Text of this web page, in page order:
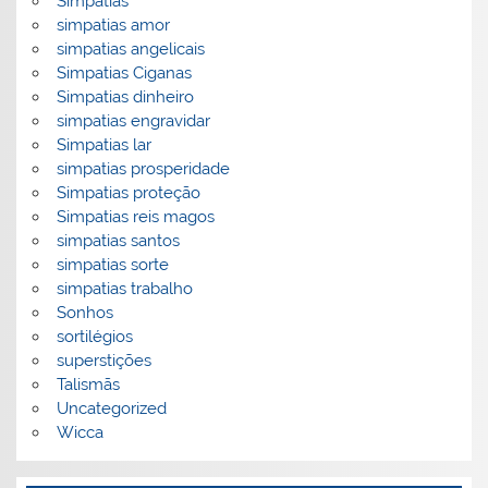
simpatias amor
simpatias angelicais
Simpatias Ciganas
Simpatias dinheiro
simpatias engravidar
Simpatias lar
simpatias prosperidade
Simpatias proteção
Simpatias reis magos
simpatias santos
simpatias sorte
simpatias trabalho
Sonhos
sortilégios
superstições
Talismãs
Uncategorized
Wicca